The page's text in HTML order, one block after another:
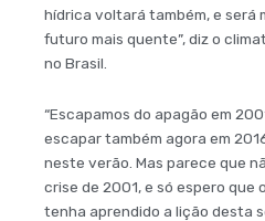
hídrica voltará também, e será
futuro mais quente”, diz o
no Brasil.
“Escapamos do apagão em
escapar também agora em
neste verão. Mas parece que
crise de 2001, e só espero que
tenha aprendido a lição desta